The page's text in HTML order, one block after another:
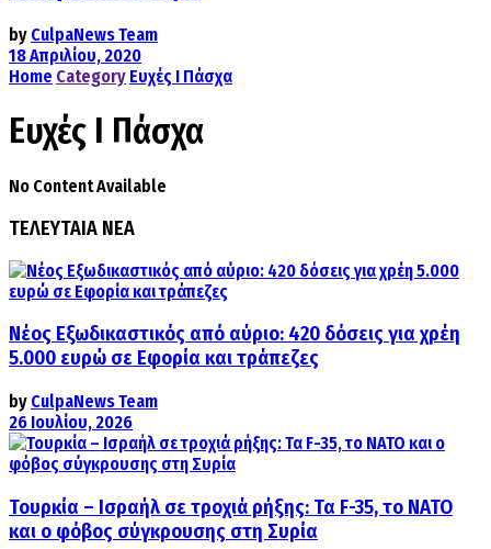
by CulpaNews Team
18 Απριλίου, 2020
Home Category Ευχές Ι Πάσχα
Ευχές Ι Πάσχα
No Content Available
ΤΕΛΕΥΤΑΙΑ ΝΕΑ
Νέος Εξωδικαστικός από αύριο: 420 δόσεις για χρέη
5.000 ευρώ σε Εφορία και τράπεζες
by CulpaNews Team
26 Ιουλίου, 2026
Τουρκία – Ισραήλ σε τροχιά ρήξης: Τα F-35, το ΝΑΤΟ
και ο φόβος σύγκρουσης στη Συρία